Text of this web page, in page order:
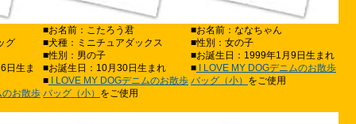
グ
日生ま
お散歩
■お名前：こたろう君
■犬種：ミニチュアダックス
■性別：男の子
■お誕生日：10月30日生まれ
■ I LOVE MY DOGデニムのお散歩
バッグ（小） をご使用
■お名前：ななちゃん
■性別：女の子
■お誕生日：1999年1月9日生まれ
■ I LOVE MY DOGデニムのお散歩
バッグ（小） をご使用